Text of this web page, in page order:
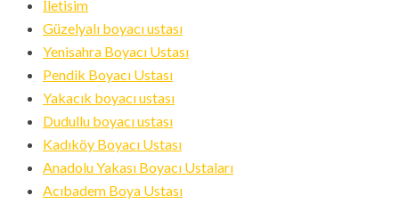
İletisim
Güzelyalı boyacı ustası
Yenisahra Boyacı Ustası
Pendik Boyacı Ustası
Yakacık boyacı ustası
Dudullu boyacı ustası
Kadıköy Boyacı Ustası
Anadolu Yakası Boyacı Ustaları
Acıbadem Boya Ustası